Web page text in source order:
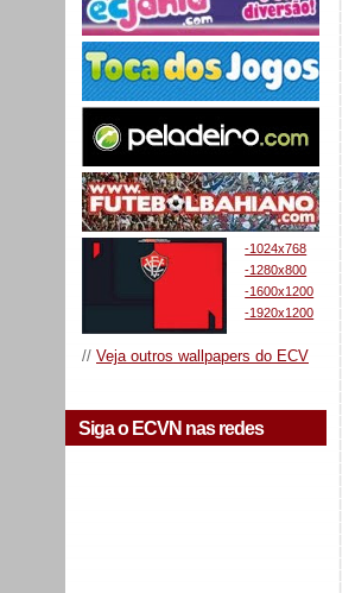
-1024x768
-1280x800
-1600x1200
-1920x1200
// Veja outros wallpapers do ECV
Siga o ECVN nas redes